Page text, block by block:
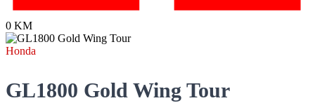
0 KM
Honda
GL1800 Gold Wing Tour